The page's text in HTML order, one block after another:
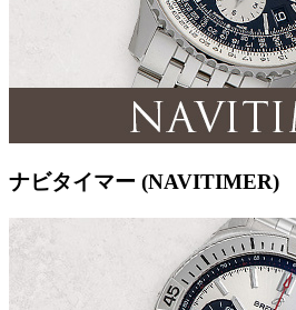
ナビタイマー (NAVITIMER)